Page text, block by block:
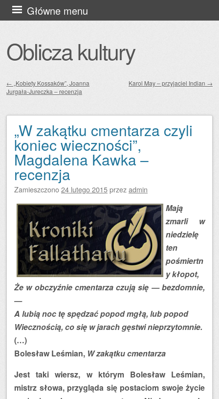
Oblicza kultury
Główne menu
Przejdź
do
Zobacz wpisy
← „Kobiety Kossaków”, Joanna
Jurgała-Jureczka – recenzja
Karol May – przyjaciel Indian →
„W zakątku cmentarza czyli
koniec wieczności”,
Magdalena Kawka –
recenzja
Zamieszczono24 lutego 2015przezadmin
Mają
zmarli w
niedzielę
ten
pośmiertn
y kłopot,
Że w obczyźnie cmentarza czują się — bezdomnie,
—
A lubią noc tę spędzać popod mgłą, lub popod
Wiecznością, co się w jarach gęstwi nieprzytomnie.
(…)
Bolesław Leśmian, W zakątku cmentarza
Jest taki wiersz, w którym Bolesław Leśmian,
mistrz słowa, przygląda się postaciom swoje życie